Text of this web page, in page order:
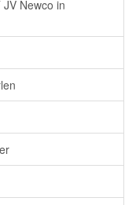
Newco in